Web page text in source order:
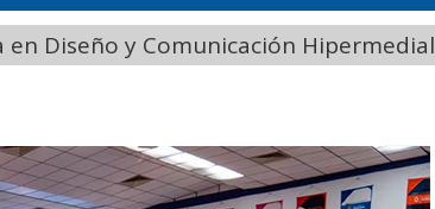
en Diseño y Comunicación Hipermedial